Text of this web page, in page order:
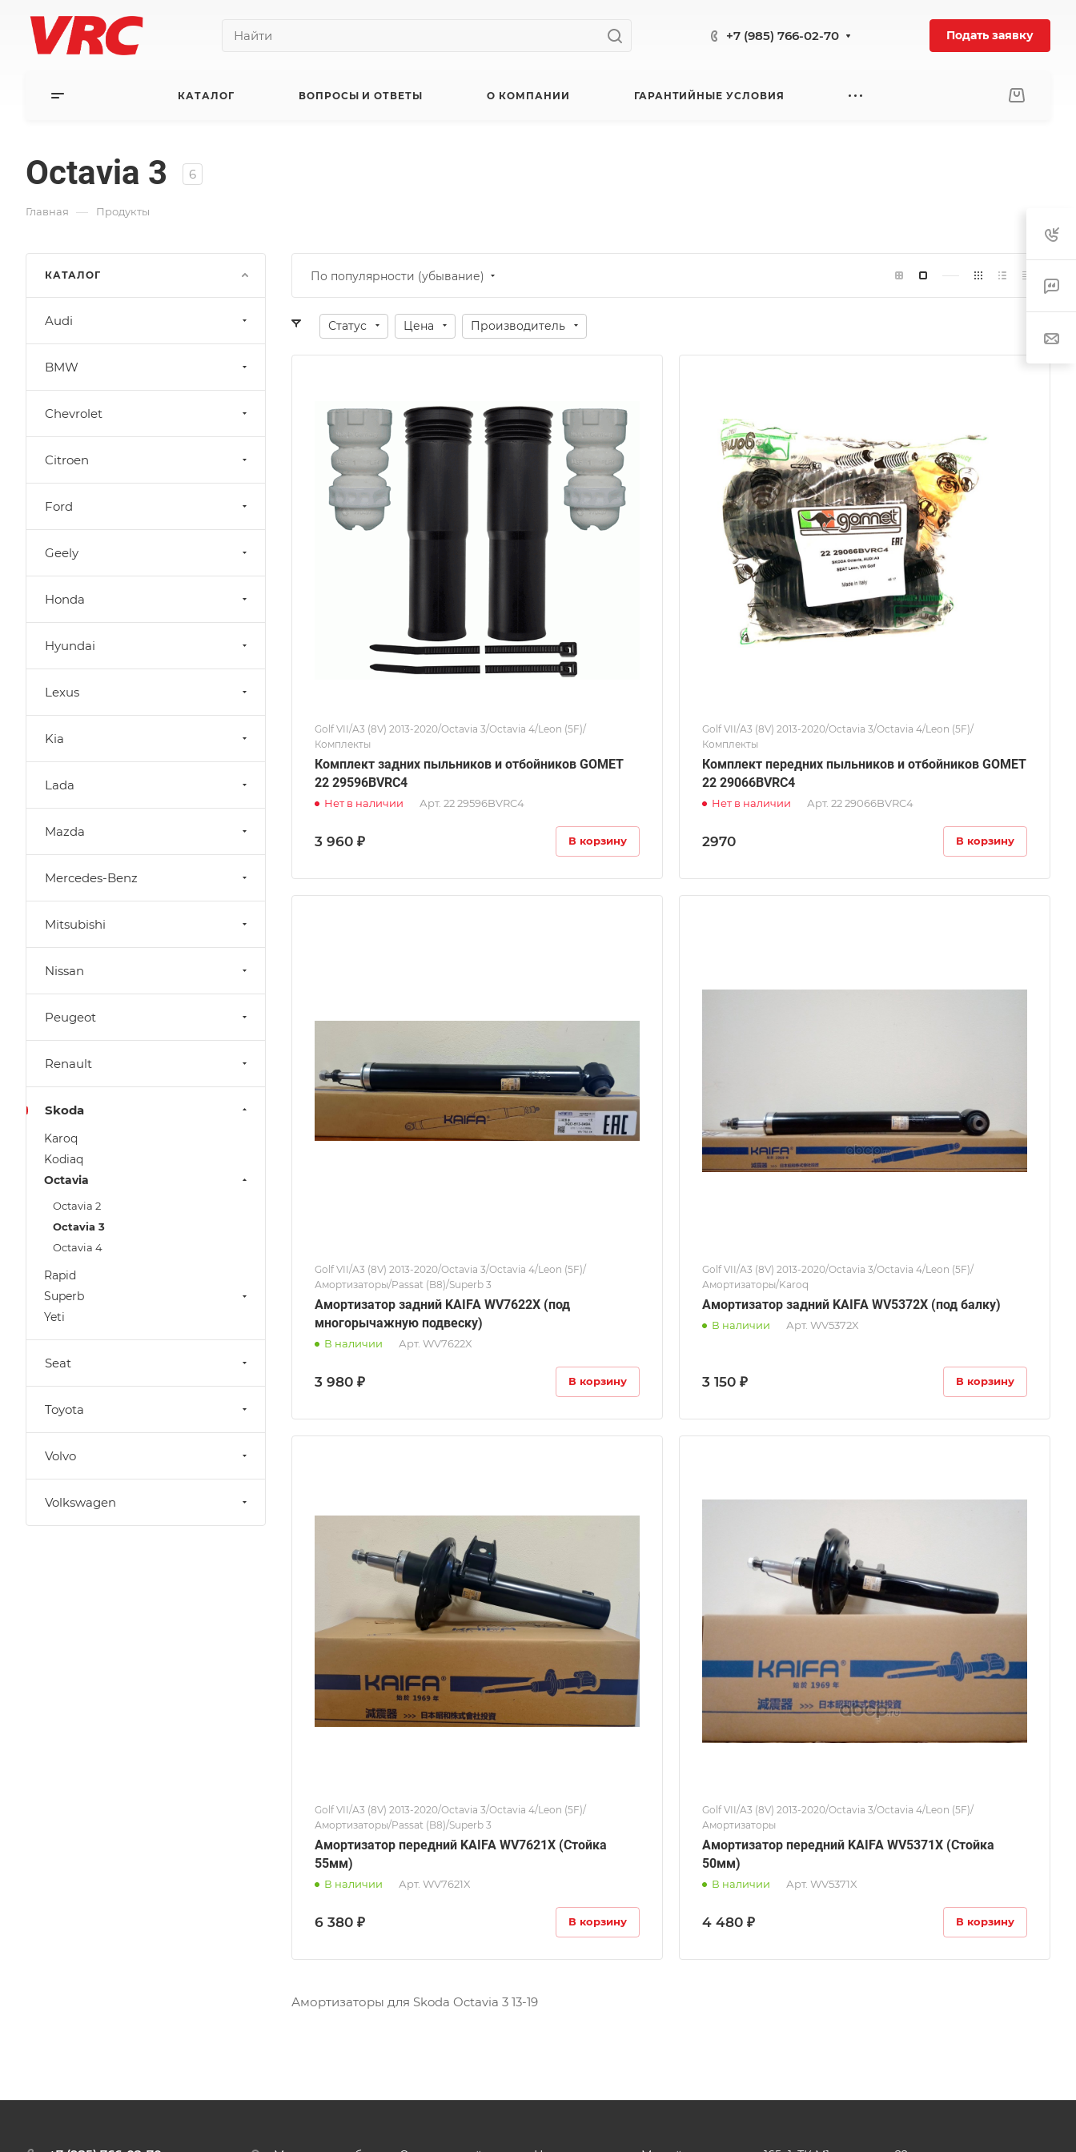
+7 (985) 766-02-70 Подать заявку
КАТАЛОГ ВОПРОСЫ И ОТВЕТЫ О КОМПАНИИ ГАРАНТИЙНЫЕ УСЛОВИЯ
Octavia 3 6
Главная — Продукты
По популярности (убывание)
Статус Цена Производитель
Golf VII/A3 (8V) 2013-2020/Octavia 3/Octavia 4/Leon (5F)/
Комплекты
Комплект задних пыльников и отбойников GOMET
22 29596BVRC4
Нет в наличии Арт. 22 29596BVRC4
3 960 ₽ В корзину
Golf VII/A3 (8V) 2013-2020/Octavia 3/Octavia 4/Leon (5F)/
Комплекты
Комплект передних пыльников и отбойников GOMET
22 29066BVRC4
Нет в наличии Арт. 22 29066BVRC4
2970 В корзину
Golf VII/A3 (8V) 2013-2020/Octavia 3/Octavia 4/Leon (5F)/
Амортизаторы/Passat (B8)/Superb 3
Амортизатор задний KAIFA WV7622X (под
многорычажную подвеску)
В наличии Арт. WV7622X
3 980 ₽ В корзину
Golf VII/A3 (8V) 2013-2020/Octavia 3/Octavia 4/Leon (5F)/
Амортизаторы/Karoq
Амортизатор задний KAIFA WV5372X (под балку)
В наличии Арт. WV5372X
3 150 ₽ В корзину
Golf VII/A3 (8V) 2013-2020/Octavia 3/Octavia 4/Leon (5F)/
Амортизаторы/Passat (B8)/Superb 3
Амортизатор передний KAIFA WV7621X (Стойка
55мм)
В наличии Арт. WV7621X
6 380 ₽ В корзину
Golf VII/A3 (8V) 2013-2020/Octavia 3/Octavia 4/Leon (5F)/
Амортизаторы
Амортизатор передний KAIFA WV5371X (Стойка
50мм)
В наличии Арт. WV5371X
4 480 ₽ В корзину
Амортизаторы для Skoda Octavia 3 13-19
КАТАЛОГ
Audi
BMW
Chevrolet
Citroen
Ford
Geely
Honda
Hyundai
Lexus
Kia
Lada
Mazda
Mercedes-Benz
Mitsubishi
Nissan
Peugeot
Renault
Skoda
Karoq
Kodiaq
Octavia
Octavia 2
Octavia 3
Octavia 4
Rapid
Superb
Yeti
Seat
Toyota
Volvo
Volkswagen